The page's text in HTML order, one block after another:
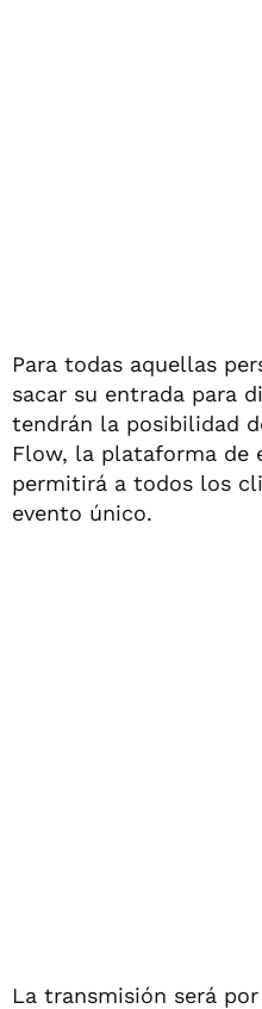
Para todas aquellas
sacar su entrada para
tendrán la posibilidad
Flow, la plataforma de
permitirá a todos los
evento único.
La transmisión será